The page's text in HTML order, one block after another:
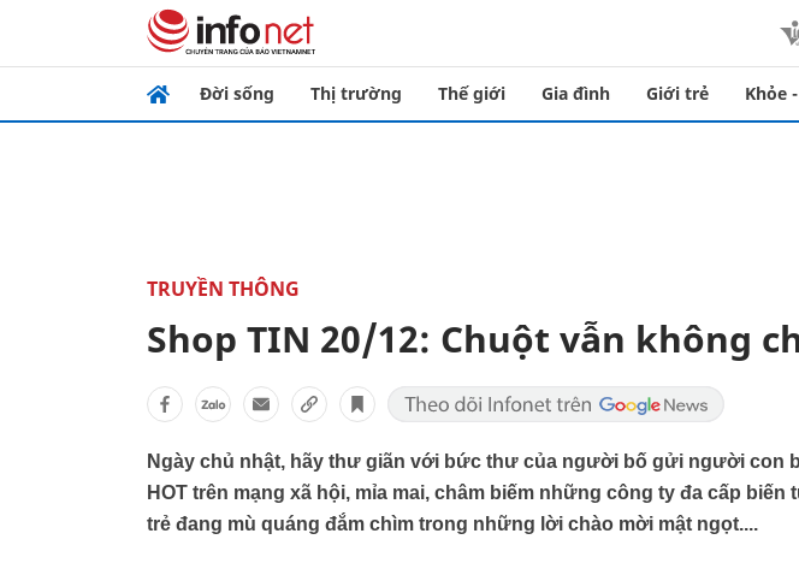
Đời sống Thị trường Thế giới Gia đình Giới trẻ Khỏe
TRUYỀN THÔNG
Shop TIN 20/12: Chuột vẫn không
Ngày chủ nhật, hãy thư giãn với bức thư của người bố gửi người con
HOT trên mạng xã hội, mỉa mai, châm biếm những công ty đa cấp
trẻ đang mù quáng đắm chìm trong những lời chào mời mật ngọt....